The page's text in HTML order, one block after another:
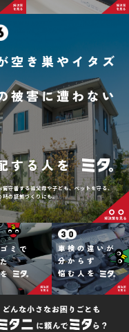
空き巣やイタズ
被害に遭わない
する人を
留守番する祖父母や子ども、ペットを守る、
時の証拠づくりにも。
ミで
車検の違いが
分からず
悩む人を